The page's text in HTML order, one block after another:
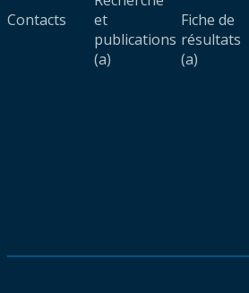
Contacts
et
publications
(a)
Fiche de
résultats
(a)